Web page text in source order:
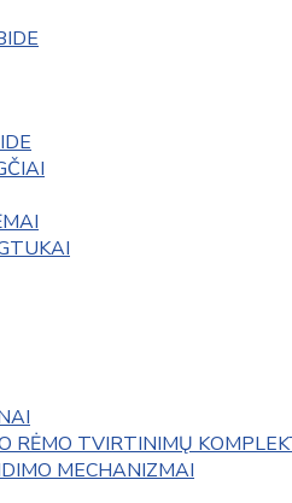
RĖMO TVIRTINIMŲ
MECHANIZMAI